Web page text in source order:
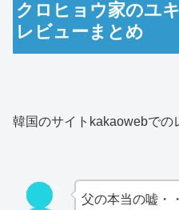
クロヒョウ家のユ
レビューまとめ
韓国のサイトkakaowebでの
父の本当の嘘・